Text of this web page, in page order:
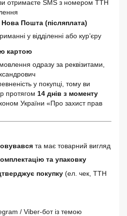
отримаєте SMS з номером ТТН
Пошта (післяплата)
у відділенні або кур’єру
картою
одразу за реквізитами,
у покупці, тому ви
протягом 14 днів з моменту
України «Про захист прав
та має товарний вигляд
та упаковку
покупку (ел. чек, ТТН
/ Viber-бот із темою